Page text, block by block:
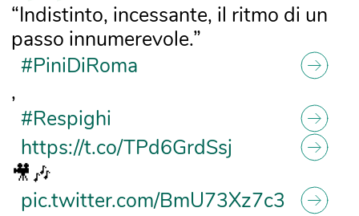
“Indistinto, incessante, il ritmo di un
passo innumerevole.”
#PiniDiRoma
,
#Respighi
https://t.co/TPd6GrdSsj
🎥🎶
pic.twitter.com/BmU73Xz7c3